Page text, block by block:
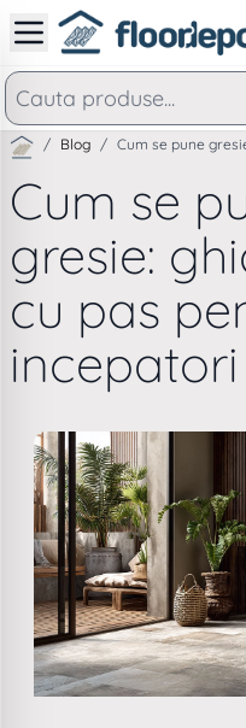
Mergeti la Continut
/ Blog / Cum se pune
Cum se
gresie:
cu pas
incepatori